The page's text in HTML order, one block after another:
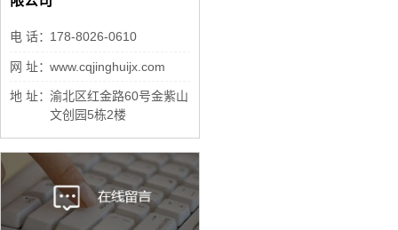
电 话： 178-8026-0610
网 址：www.cqjinghuijx.com
地 址：渝北区红金路60号金紫山
文创园5栋2楼